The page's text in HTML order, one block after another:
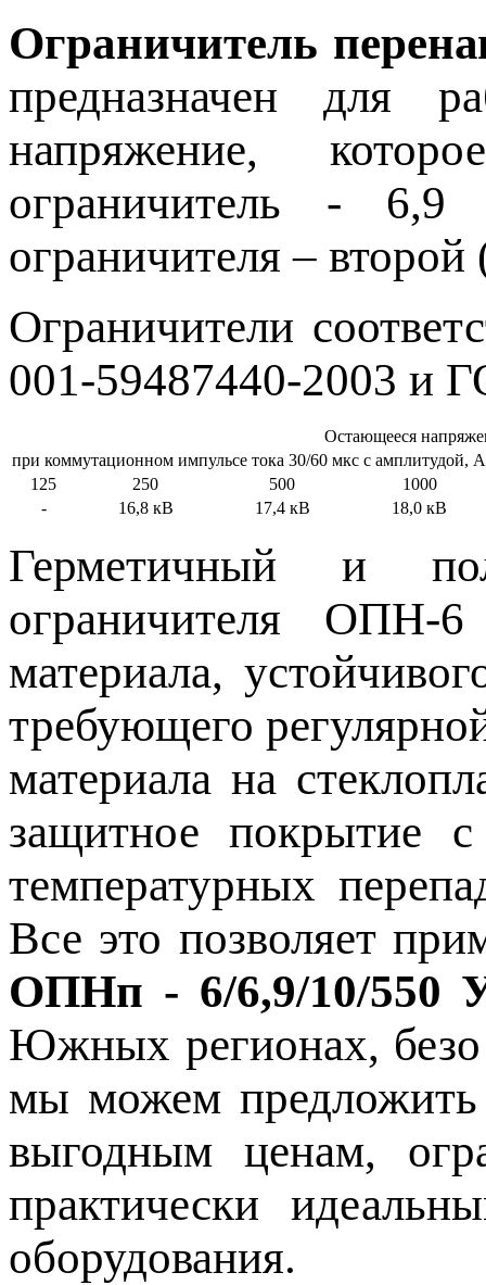
Ограничитель
предназначен для
напряжение,
ограничитель - 6,9
ограничителя – второй
Ограничители
001-59487440-2003 и
Остающееся
при коммутационном импульсе тока 30/60 мкс с амплитудой, А
125
250 500
1000
-
16,8 кВ 17,4 кВ 18,0 кВ
Герметичный и
ограничителя ОПН-
материала,
требующего
материала на
защитное покрытие
температурных
Все это позволяет
ОПНп - 6/6,9/10/550
Южных регионах, безо
мы можем предложить
выгодным ценам,
практически
оборудования.